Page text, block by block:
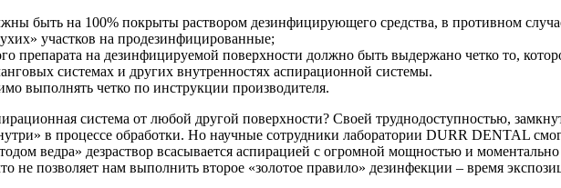
быть на 100% покрыты раствором дезинфицирующего средства, в противном
участков на продезинфицированные;
препарата на дезинфицируемой поверхности должно быть выдержано четко то,
системах и других внутренностях аспирационной системы.
выполнять четко по инструкции производителя.
система от любой другой поверхности? Своей труднодоступностью,
в процессе обработки. Но научные сотрудники лаборатории DURR DENTAL
ведра» дезраствор всасывается аспирацией с огромной мощностью и
не позволяет нам выполнить второе «золотое правило» дезинфекции – время